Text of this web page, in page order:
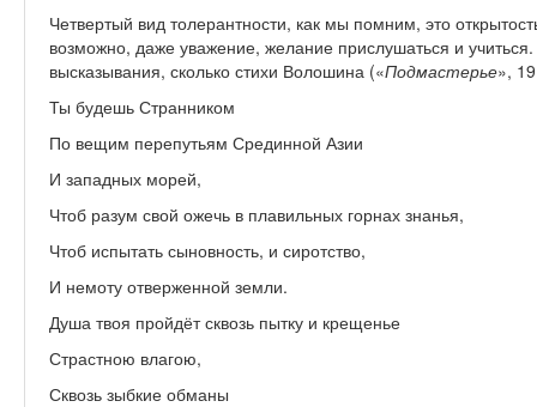
Четвертый вид толерантности, как мы помним, это
возможно, даже уважение, желание прислушаться и
высказывания, сколько стихи Волошина («Подмастерье»,
Ты будешь Странником
По вещим перепутьям Срединной Азии
И западных морей,
Чтоб разум свой ожечь в плавильных горнах знанья,
Чтоб испытать сыновность, и сиротство,
И немоту отверженной земли.
Душа твоя пройдёт сквозь пытку и крещенье
Страстною влагою,
Сквозь зыбкие обманы